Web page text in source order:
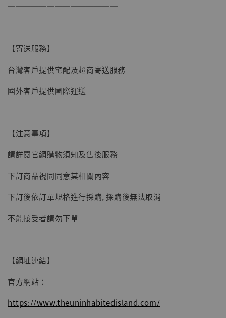
NT$ 5,300
──────────────
【寄送服務】
台灣客戶提供宅配及超商寄送服務
國外客戶提供國際運送
【注意事項】
請詳閱官網購物須知及售後服務
下訂商品視同同意其相關內容
下訂後依訂單規格進行採購, 採購後無法取消
不能接受者請勿下單
【網址連結】
官方網站：
https://www.theuninhabitedisland.com/